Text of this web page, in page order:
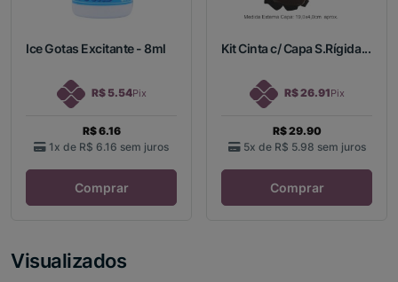
Ice Gotas Excitante - 8ml
R$ 5.54Pix
R$ 6.16
1x de R$ 6.16 sem juros
Comprar
Kit Cinta c/ Capa S.Rígida...
R$ 26.91Pix
R$ 29.90
5x de R$ 5.98 sem juros
Comprar
Visualizados